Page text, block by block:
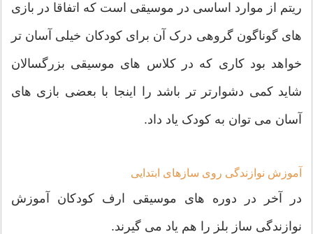
ریتم از موارد اساسی در موسیقی است که اتفاقا در بازی
های گوناگون گروهی درک آن برای کودکان خیلی آسان تر
خواهد بود کاری که در کلاس های موسیقی بزرگسالان
شاید کمی دشوارتر تر باشد را اینجا با بعضی بازی های
آسان می توان به کودک یاد داد.
آموزش نوازندگی روی سازهای ابتدایی
در آخر در دوره های موسیقی ارف کودکان آموزش
نوازندگی ساز بلز را هم یاد می گیرند.